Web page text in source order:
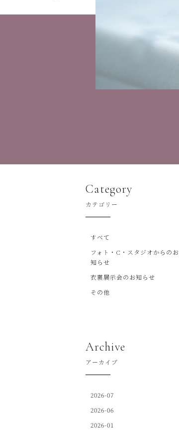
Category
カテゴリー
すべて
フォト・C・スタジオからのお
知らせ
衣裳展示会のお知らせ
その他
Archive
アーカイブ
2026-07
2026-06
2026-01